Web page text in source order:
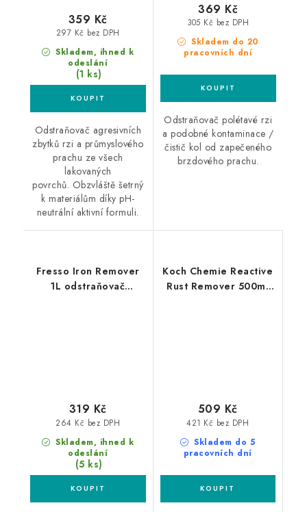
Skladem, ihned k
odeslání
(1 ks)
297 Kč bez DPH
359 Kč
Odstraňovač agresivních
zbytků rzi a průmyslového
prachu ze všech
lakovaných
povrchů. Obzvláště šetrný
k materiálům díky pH-
neutrální aktivní formuli.
Skladem do 20
pracovních dní
305 Kč bez DPH
369 Kč
Odstraňovač polétavé rzi
a podobné kontaminace /
čistič kol od zapečeného
brzdového prachu.
Fresso Iron Remover
1L odstraňovač
Skladem, ihned k
odeslání
(5 ks)
264 Kč bez DPH
319 Kč
Koch Chemie Reactive
Rust Remover 500ml
Skladem do 5
pracovních dní
421 Kč bez DPH
509 Kč